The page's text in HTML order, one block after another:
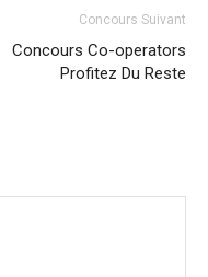
Concours Suivant
Concours Co-operators
Profitez Du Reste